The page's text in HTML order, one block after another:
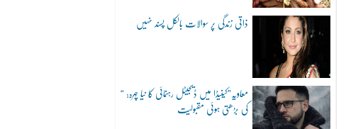
ذاتی زندگی پر سوالات بالکل پسند نہیں
“معاویہ”کینیڈا میں ڈیجیٹل رہنمائی کا نیا چہرہ:
کی بڑھتی ہوئی مقبولیت